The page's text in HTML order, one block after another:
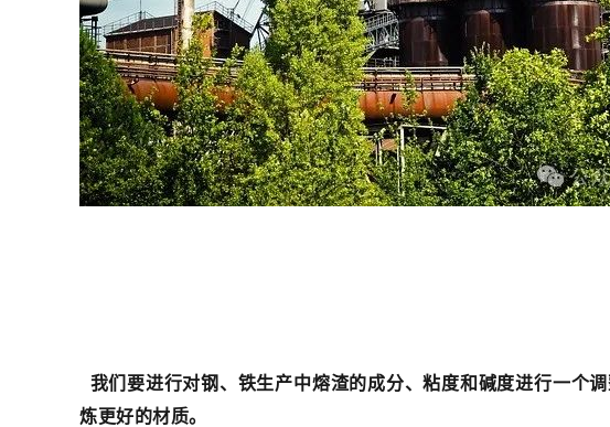
我们要进行对钢、铁生产中熔渣的成分、粘度和碱度进行一个
炼更好的材质。